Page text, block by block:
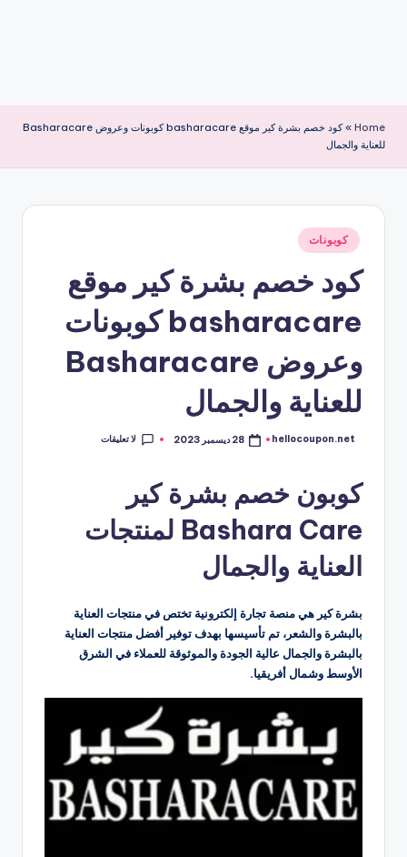
Home
»
كود خصم بشرة كير موقع basharacare كوبونات وعروض Basharacare
للعناية والجمال
نُشر
في
كوبونات
كود خصم بشرة كير موقع
basharacare كوبونات
وعروض Basharacare
للعناية والجمال
تمّ
hellocoupon.net 28 ديسمبر 2023 لا تعليقات
كوبون خصم بشرة كير
Bashara Care لمنتجات
العناية والجمال
بشرة كير هي منصة تجارة إلكترونية تختص في منتجات العناية
بالبشرة والشعر، تم تأسيسها بهدف توفير أفضل منتجات العناية
بالبشرة والجمال عالية الجودة والموثوقة للعملاء في الشرق
الأوسط وشمال أفريقيا.